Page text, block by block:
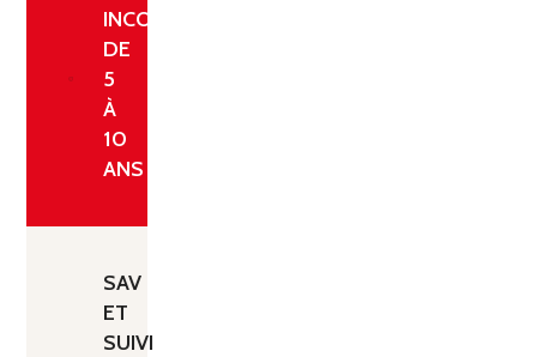
INCONDITIONNELLE
DE
5
À
10
ANS
SAV
ET
SUIVI